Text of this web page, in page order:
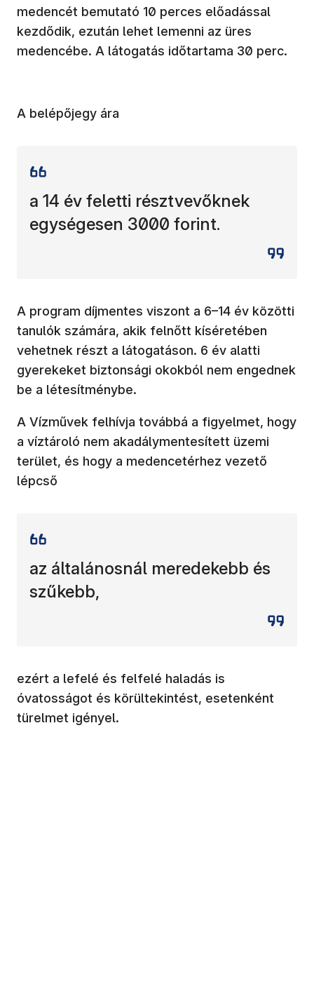
medencét bemutató 10 perces előadással
kezdődik, ezután lehet lemenni az üres
medencébe. A látogatás időtartama 30 perc.
A belépőjegy ára
a 14 év feletti résztvevőknek
egységesen 3000 forint.
A program díjmentes viszont a 6–14 év közötti
tanulók számára, akik felnőtt kíséretében
vehetnek részt a látogatáson. 6 év alatti
gyerekeket biztonsági okokból nem engednek
be a létesítménybe.
A Vízművek felhívja továbbá a figyelmet, hogy
a víztároló nem akadálymentesített üzemi
terület, és hogy a medencetérhez vezető
lépcső
az általánosnál meredekebb és
szűkebb,
ezért a lefelé és felfelé haladás is
óvatosságot és körültekintést, esetenként
türelmet igényel.